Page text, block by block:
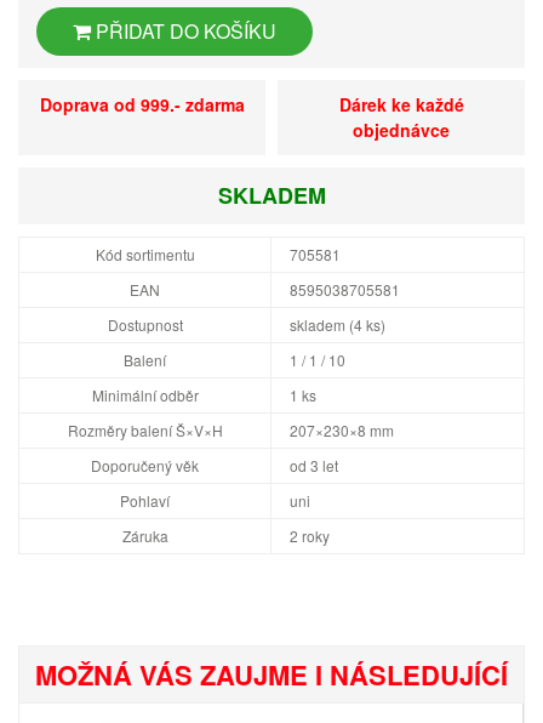
PŘIDAT DO KOŠÍKU
Doprava od 999.- zdarma
Dárek ke každé
objednávce
SKLADEM
Kód sortimentu
705581
EAN
8595038705581
Dostupnost
skladem (4 ks)
Balení
1 / 1 / 10
Minimální odběr
1 ks
Rozměry balení Š×V×H
207×230×8 mm
Doporučený věk
od 3 let
Pohlaví
uni
Záruka
2 roky
MOŽNÁ VÁS ZAUJME I NÁSLEDUJÍCÍ